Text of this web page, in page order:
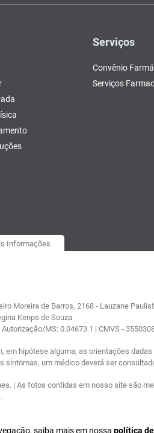
saiba mais em nossa política
Serviços
Convênio
Serviços
Informações
Moreira de Barros, 2168 - Lauzane
Kenps de Souza
MS: 0.04673.1 | CMVS -
hipótese alguma, as orientações
sintomas, um médico deverá ser
| As fotos contidas em nosso site são